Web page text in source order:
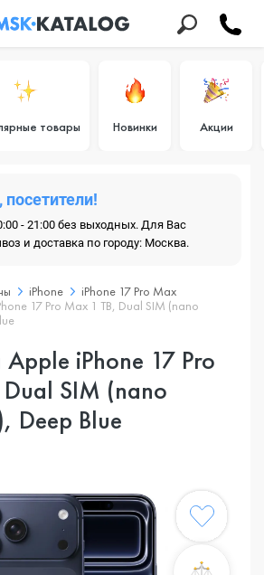
товары Новинки Акции
- 21:00 без выходных. Для Вас
и доставка по городу: Москва.
iPhone
iPhone 17 Pro Max
17 Pro Max 1 TB, Dual SIM (nano
iPhone 17 Pro
SIM (nano
Deep Blue